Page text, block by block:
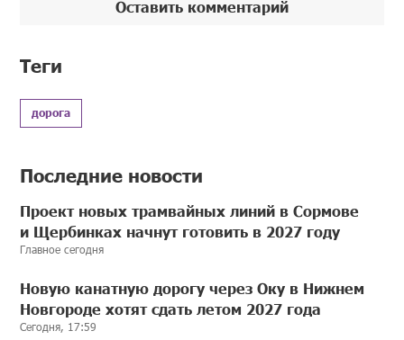
Оставить комментарий
Теги
дорога
Последние новости
Проект новых трамвайных линий в Сормове
и Щербинках начнут готовить в 2027 году
Главное сегодня
Новую канатную дорогу через Оку в Нижнем
Новгороде хотят сдать летом 2027 года
Сегодня, 17:59